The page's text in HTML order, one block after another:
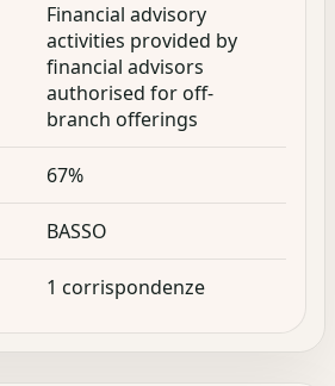
Financial advisory
activities provided by
financial advisors
authorised for off-
branch offerings
67%
BASSO
1 corrispondenze